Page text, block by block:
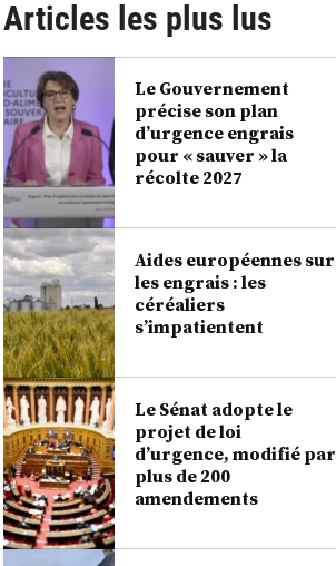
Articles les plus lus
Le Gouvernement
précise son plan
d’urgence engrais
pour « sauver » la
récolte 2027
Aides européennes sur
les engrais : les
céréaliers
s’impatientent
Le Sénat adopte le
projet de loi
d’urgence, modifié par
plus de 200
amendements